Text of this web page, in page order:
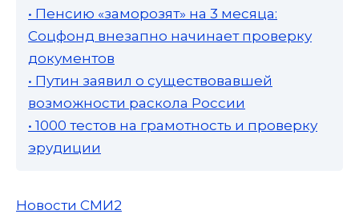
• Пенсию «заморозят» на 3 месяца:
Соцфонд внезапно начинает проверку
документов
• Путин заявил о существовавшей
возможности раскола России
• 1000 тестов на грамотность и проверку
эрудиции
Новости СМИ2